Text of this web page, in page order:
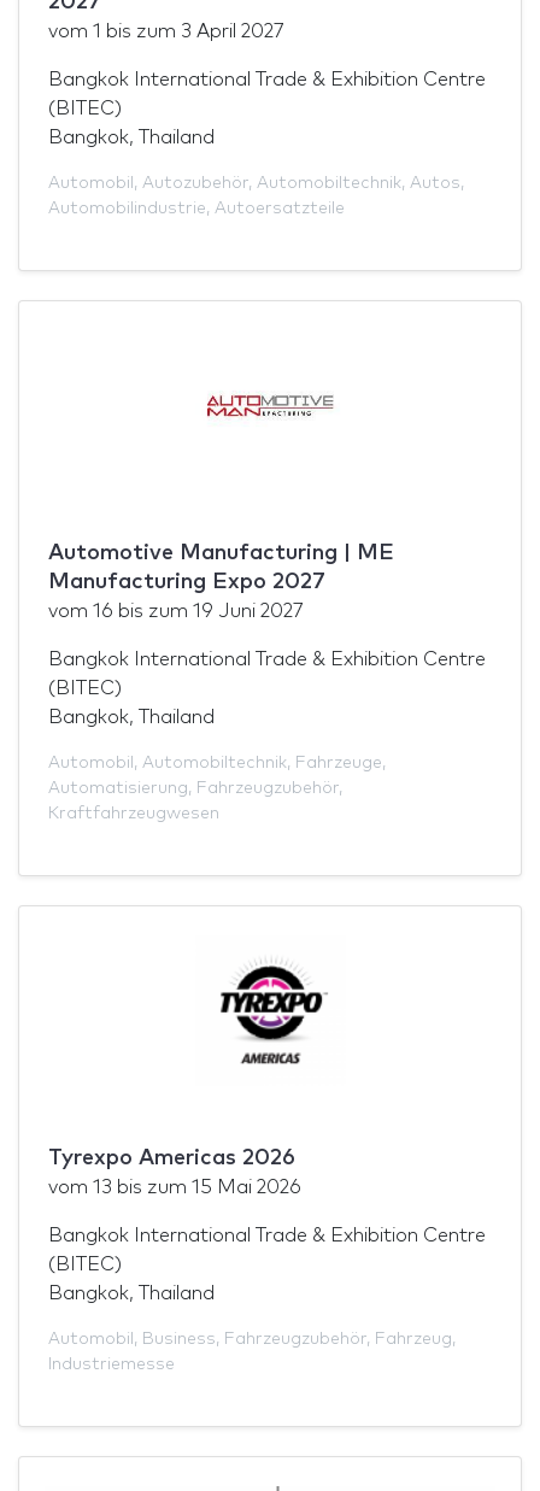
vom 1 bis zum 3 April 2027
Bangkok International Trade & Exhibition Centre
(BITEC)
Bangkok, Thailand
Automobil , Autozubehör, Automobiltechnik, Autos,
Automobilindustrie, Autoersatzteile
Automotive Manufacturing | ME
Manufacturing Expo 2027
vom 16 bis zum 19 Juni 2027
Bangkok International Trade & Exhibition Centre
(BITEC)
Bangkok, Thailand
Automobil , Automobiltechnik, Fahrzeuge,
Automatisierung, Fahrzeugzubehör,
Kraftfahrzeugwesen
Tyrexpo Americas 2026
vom 13 bis zum 15 Mai 2026
Bangkok International Trade & Exhibition Centre
(BITEC)
Bangkok, Thailand
Automobil , Business, Fahrzeugzubehör, Fahrzeug,
Industriemesse